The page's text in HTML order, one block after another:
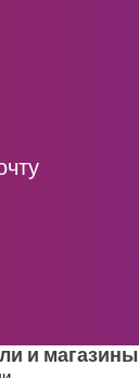
и магазины